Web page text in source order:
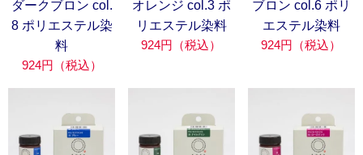
ダークブロン col.
8 ポリエステル染
料
924円（税込）
オレンジ col.3 ポ
リエステル染料
924円（税込）
ブロン col.6 ポリ
エステル染料
924円（税込）